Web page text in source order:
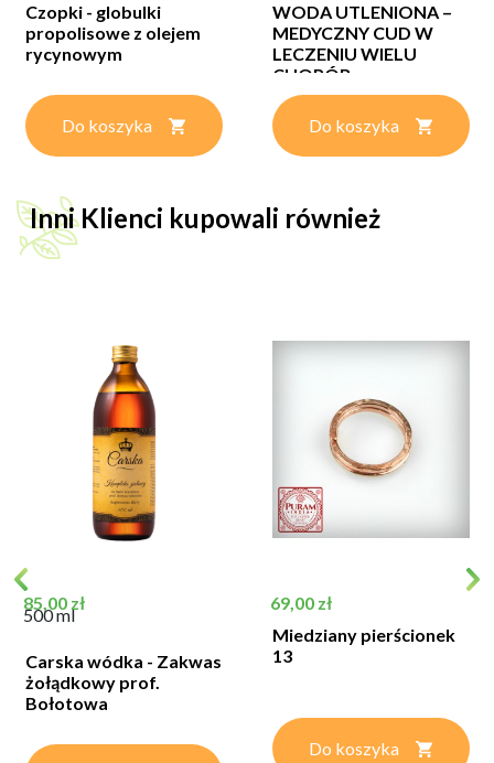
Czopki - globulki
propolisowe z olejem
rycynowym
Do koszyka
WODA UTLENIONA –
MEDYCZNY CUD W
LECZENIU WIELU
CHORÓB
Do koszyka
Inni Klienci kupowali również
Cena
85,00 zł
500 ml
Carska wódka - Zakwas
żołądkowy prof.
Bołotowa
Cena
69,00 zł
Miedziany pierścionek
13
Do koszyka